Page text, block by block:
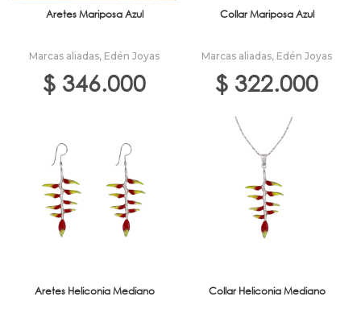
Aretes Mariposa Azul
Marcas aliadas, Edén Joyas
$ 346.000
Collar Mariposa Azul
Marcas aliadas, Edén Joyas
$ 322.000
Aretes Heliconia Mediano Collar Heliconia Mediano